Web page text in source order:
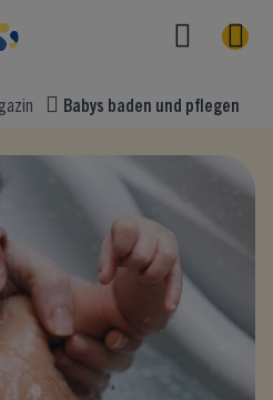
Babys baden und pflegen